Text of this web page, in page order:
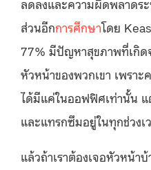
ส่วนอีกการศึกษาโดย
77% มีปัญหาสุขภาพที่เกิ
หัวหน้าของพวกเขา เพรา
ได้มีแค่ในออฟฟิศเท่านั้น แ
และแทรกซึมอยู่ในทุกช่วงเ
แล้วถ้าเราต้องเจอหัวหน้า